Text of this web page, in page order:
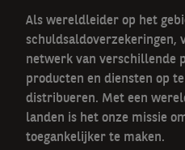
Als wereldleider op het
schuldsaldoverzekeringen,
netwerk van verschillende
producten en diensten op
distribueren. Met een
landen is het onze missie
toegankelijker te maken.